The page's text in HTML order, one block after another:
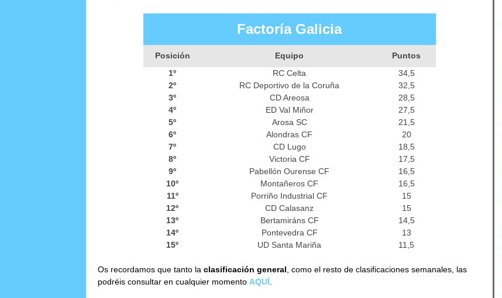
Factoría Galicia
Posición Equipo
Puntos
1º
RC Celta
34,5
2º
RC Deportivo de la Coruña
32,5
3º
CD Areosa
28,5
4º
ED Val Miñor
27,5
5º
Arosa SC
21,5
6º
Alondras CF
20
7º
CD Lugo
18,5
8º
Victoria CF
17,5
9º
Pabellón Ourense CF
16,5
10º
Montañeros CF
16,5
11º
Porriño Industrial CF
15
12º
CD Calasanz
15
13º
Bertamiráns CF
14,5
14º
Pontevedra CF
13
15º
UD Santa Mariña 11,5
Os recordamos que tanto la clasificación general , como el resto de clasificaciones semanales, las
podréis consultar en cualquier momento AQUÍ